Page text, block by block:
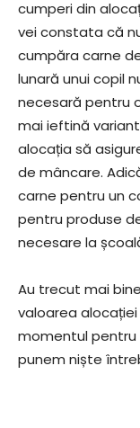
cumperi din
vei constata că
cumpăra carne
lunară unui copil
necesară pentru
mai ieftină
alocația să
de mâncare.
carne pentru un
pentru produse
necesare la
Au trecut mai
valoarea
momentul pentru
punem niște